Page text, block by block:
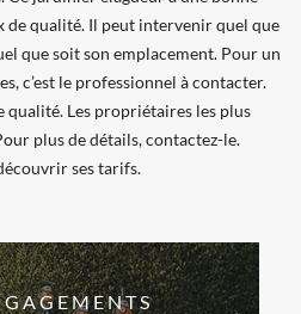
de qualité. Il peut intervenir quel que
que soit son emplacement. Pour un
c’est le professionnel à contacter.
qualité. Les propriétaires les plus
plus de détails, contactez-le.
ses tarifs.